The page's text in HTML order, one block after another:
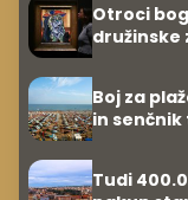
Otroci
družinske
Boj za
in
Tudi